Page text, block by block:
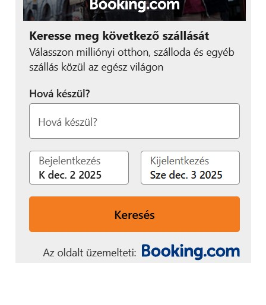
– mondta el Amir Orad, a Kraken vezérigazgatója.
„A közműszolgáltatók és
a hálózatüzemeltetők
komoly nyomás alatt
állnak, hogy fenntartsák
a megbízhatóságot,
keresletre és jobb adatok
alapján hozzanak jobb
infrastruktúrával
dolgoznak. Célunk egy